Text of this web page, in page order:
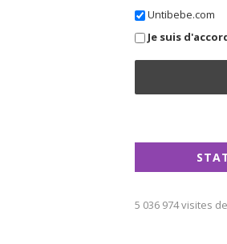
Untibebe.com
Je suis
5 036 974 visites